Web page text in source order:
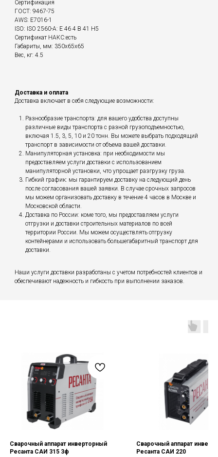
Сертификация
ГОСТ: 9467-75
AWS: E7016-1
ISO: ISO 2560-A: E 46 4 B 41 H5
Сертификат НАКС:есть
Габариты, мм: 350x65x65
Вес, кг: 4.5
Доставка и оплата
Доставка включает в себя следующие возможности:
Разнообразие транспорта: для вашего удобства доступны
различные виды транспорта с разной грузоподъемностью,
включая 1.5, 3, 5, 10 и 20 тонн. Вы можете выбрать подходящий
транспорт в зависимости от объема вашей доставки.
Манипуляторная установка: при необходимости мы
предоставляем услуги доставки с использованием
манипуляторной установки, что упрощает разгрузку груза.
Гибкий график: мы гарантируем доставку на следующий день
после согласования вашей заявки. В случае срочных запросов
мы можем организовать доставку в течение 4 часов в Москве и
Московской области.
Доставка по России: коме того, мы предоставляем услуги
отгрузки и доставки строительных материалов по всей
территории России. Мы можем осуществлять отгрузку
контейнерами и использовать большегабаритный транспорт для
доставки.
Наши услуги доставки разработаны с учетом потребностей клиентов и
обеспечивают надежность и гибкость при выполнении заказов.
Сварочный аппарат инверторный
Ресанта САИ 315 3ф
Сварочный аппарат
Ресанта САИ 220